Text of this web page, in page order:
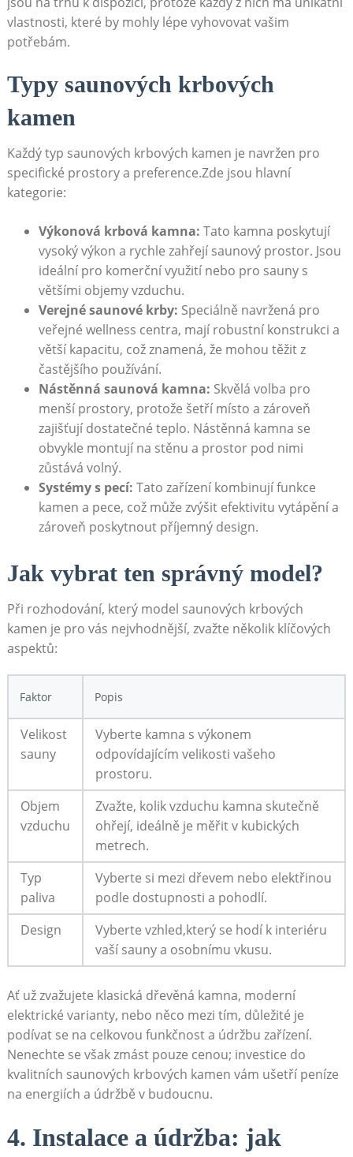
vlastnosti, které by mohly lépe vyhovovat vašim
potřebám.
Typy saunových krbových
kamen
Každý typ saunových krbových kamen je navržen pro
specifické prostory a preference.Zde jsou hlavní
kategorie:
Výkonová krbová kamna: Tato kamna poskytují
vysoký výkon a rychle zahřejí saunový prostor. Jsou
ideální pro komerční využití nebo pro sauny s
většími objemy vzduchu.
Verejné saunové krby: Speciálně navržená pro
veřejné wellness centra, mají robustní konstrukci a
větší kapacitu, což znamená, že mohou těžit z
častějšího používání.
Nástěnná saunová kamna: Skvělá volba pro
menší prostory, protože šetří místo a zároveň
zajišťují dostatečné teplo. Nástěnná kamna se
obvykle montují na stěnu a prostor pod nimi
zůstává volný.
Systémy s pecí: Tato zařízení kombinují funkce
kamen a pece, což může zvýšit efektivitu vytápění a
zároveň poskytnout příjemný design.
Jak vybrat ten správný model?
Při rozhodování, který model saunových krbových
kamen je pro vás nejvhodnější, zvažte několik klíčových
aspektů:
Faktor Popis
Velikost
sauny
Vyberte kamna s výkonem
odpovídajícím velikosti vašeho
prostoru.
Objem
vzduchu
Zvažte, kolik vzduchu kamna skutečně
ohřejí, ideálně je měřit v kubických
metrech.
Typ
paliva
Vyberte si mezi dřevem nebo elektřinou
podle dostupnosti a pohodlí.
Design
Vyberte vzhled,který se hodí k interiéru
vaší sauny a osobnímu vkusu.
Ať už zvažujete klasická dřevěná kamna, moderní
elektrické varianty, nebo něco mezi tím, důležité je
podívat se na celkovou funkčnost a údržbu zařízení.
Nenechte se však zmást pouze cenou; investice do
kvalitních saunových krbových kamen vám ušetří peníze
na energiích a údržbě v budoucnu.
4. Instalace a údržba: jak